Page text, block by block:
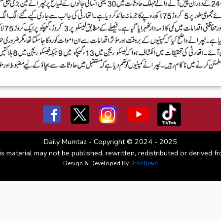
Daily Mumtaz - Copyright © 2024 - 2025
material may not be published, rewritten, redistributed or derived
Design & Developed By BrosBrain